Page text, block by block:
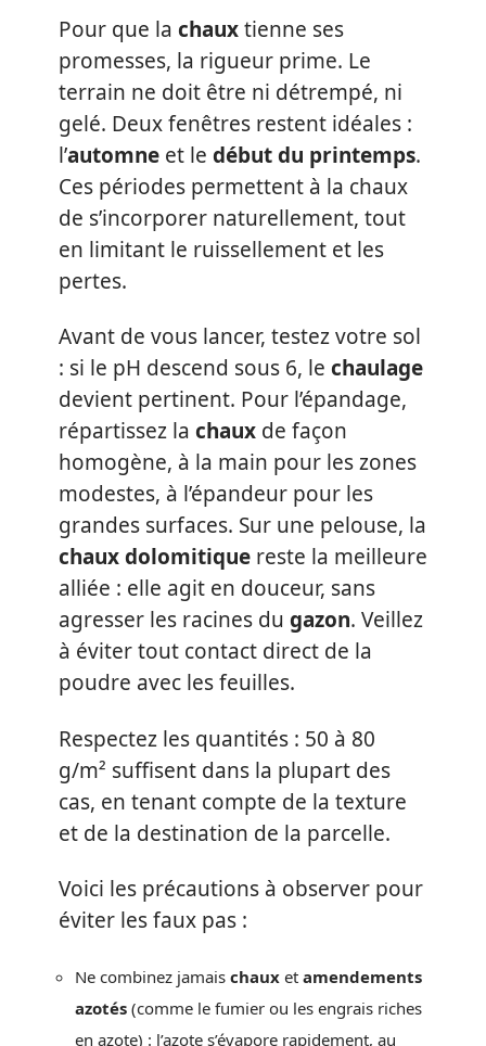
Pour que la chauxtienne ses
promesses, la rigueur prime. Le
terrain ne doit être ni détrempé, ni
gelé. Deux fenêtres restent idéales :
l’automne et le début du printemps.
Ces périodes permettent à la chaux
de s’incorporer naturellement, tout
en limitant le ruissellement et les
pertes.
Avant de vous lancer, testez votre sol
: si le pH descend sous 6, le chaulage
devient pertinent. Pour l’épandage,
répartissez la chaux de façon
homogène, à la main pour les zones
modestes, à l’épandeur pour les
grandes surfaces. Sur une pelouse, la
chaux dolomitique reste la meilleure
alliée : elle agit en douceur, sans
agresser les racines du gazon. Veillez
à éviter tout contact direct de la
poudre avec les feuilles.
Respectez les quantités : 50 à 80
g/m² suffisent dans la plupart des
cas, en tenant compte de la texture
et de la destination de la parcelle.
Voici les précautions à observer pour
éviter les faux pas :
Ne combinez jamais chaux et amendements
azotés (comme le fumier ou les engrais riches
en azote) : l’azote s’évapore rapidement, au